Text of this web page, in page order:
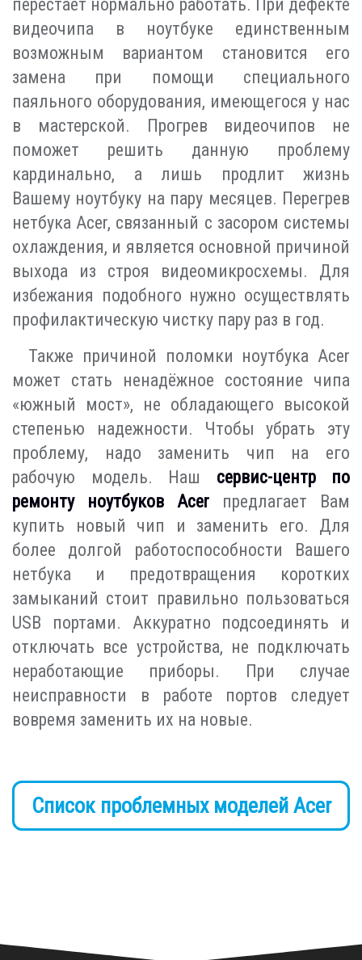
перестает нормально работать. При дефекте
видеочипа в ноутбуке единственным
возможным вариантом становится его
замена при помощи специального
паяльного оборудования, имеющегося у нас
в мастерской. Прогрев видеочипов не
поможет решить данную проблему
кардинально, а лишь продлит жизнь
Вашему ноутбуку на пару месяцев. Перегрев
нетбука Acer, связанный с засором системы
охлаждения, и является основной причиной
выхода из строя видеомикросхемы. Для
избежания подобного нужно осуществлять
профилактическую чистку пару раз в год.
Также причиной поломки ноутбука Acer
может стать ненадёжное состояние чипа
«южный мост», не обладающего высокой
степенью надежности. Чтобы убрать эту
проблему, надо заменить чип на его
рабочую модель. Наш сервис-центр по
ремонту ноутбуков Acer предлагает Вам
купить новый чип и заменить его. Для
более долгой работоспособности Вашего
нетбука и предотвращения коротких
замыканий стоит правильно пользоваться
USB портами. Аккуратно подсоединять и
отключать все устройства, не подключать
неработающие приборы. При случае
неисправности в работе портов следует
вовремя заменить их на новые.
Список проблемных моделей Acer